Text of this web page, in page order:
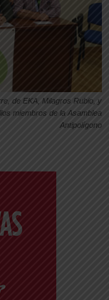
de EKA, Milagros Rubio, y
miembros de la Asamblea
Antipolígono